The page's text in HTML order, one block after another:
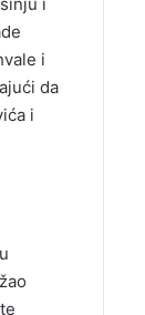
i
i
da
i